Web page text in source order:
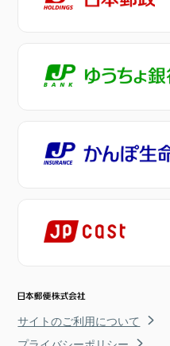
サイトのご利用について